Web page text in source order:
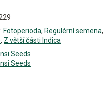
Fotoperioda, Regulérní semena,
, Z větší části Indica
Seeds
Seeds